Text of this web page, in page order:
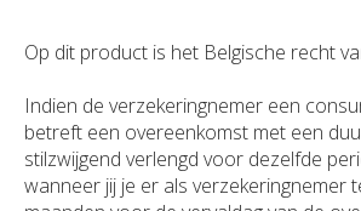
Op dit product is het Belgische recht
Indien de verzekeringnemer een
betreft een overeenkomst met een
stilzwijgend verlengd voor dezelfde
wanneer jij je er als verzekeringnemer